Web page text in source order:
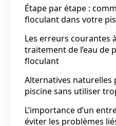
Étape par étape :
floculant dans votre
Les erreurs courantes
traitement de l’eau de
floculant
Alternatives naturelles
piscine sans utiliser
L’importance d’un
éviter les problèmes